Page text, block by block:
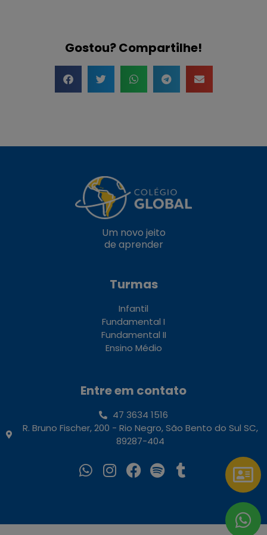
Gostou? Compartilhe!
Um novo jeito
de aprender
Turmas
Infantil
Fundamental I
Fundamental II
Ensino Médio
Entre em contato
47 3634 1516
R. Bruno Fischer, 200 - Rio Negro, São Bento do Sul SC,
89287-404
| Todos os direitos reservados. Desenvolvido por